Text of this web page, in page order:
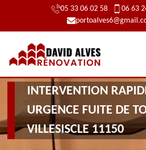
05 33 06 02 58
06 63
INTERVENTION
URGENCE FUITE DE
VILLESISCLE 11150